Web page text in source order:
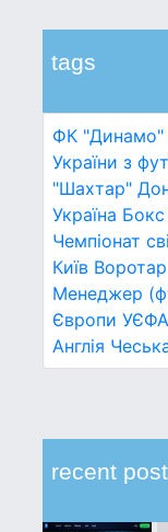
tags
ФК "Динамо"
України з
"Шахтар"
Україна Бокс
Чемпіонат
Київ
Менеджер
Європи УЄФА
Англія
recent